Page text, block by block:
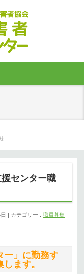
センター職
カテゴリー :職員募集
」 に勤務す
ます。